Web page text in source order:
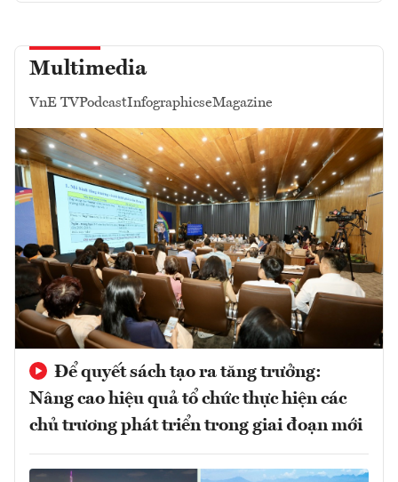
Multimedia
VnE TVPodcastInfographicseMagazine
Để quyết sách tạo ra tăng trưởng:
Nâng cao hiệu quả tổ chức thực hiện các
chủ trương phát triển trong giai đoạn mới